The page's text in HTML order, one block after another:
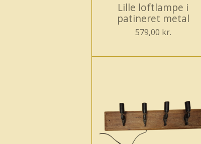
Lille loftlampe i
patineret metal
579,00 kr.